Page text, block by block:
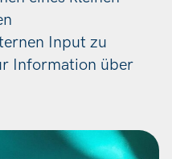
Input zu
Information über